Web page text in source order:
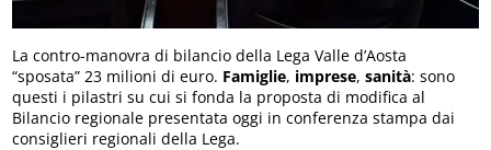
La contro-manovra di bilancio della Lega Valle d’Aosta
“sposata” 23 milioni di euro. Famiglie, imprese,sanità: sono
questi i pilastri su cui si fonda la proposta di modifica al
Bilancio regionale presentata oggi in conferenza stampa dai
consiglieri regionali della Lega.